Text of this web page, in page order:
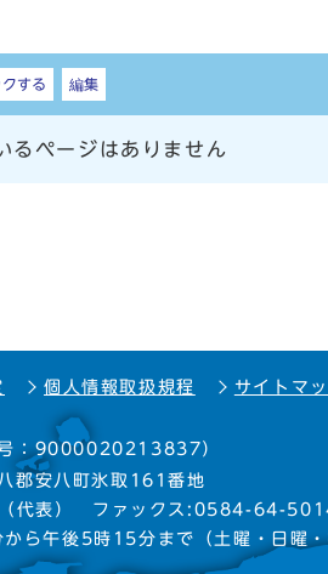
する 編集
るページはありません
個人情報取扱規程 サイトマ
号：9000020213837）
郡安八町氷取161番地
（代表） ファックス:0584-64-
ら午後5時15分まで
（土曜・日曜